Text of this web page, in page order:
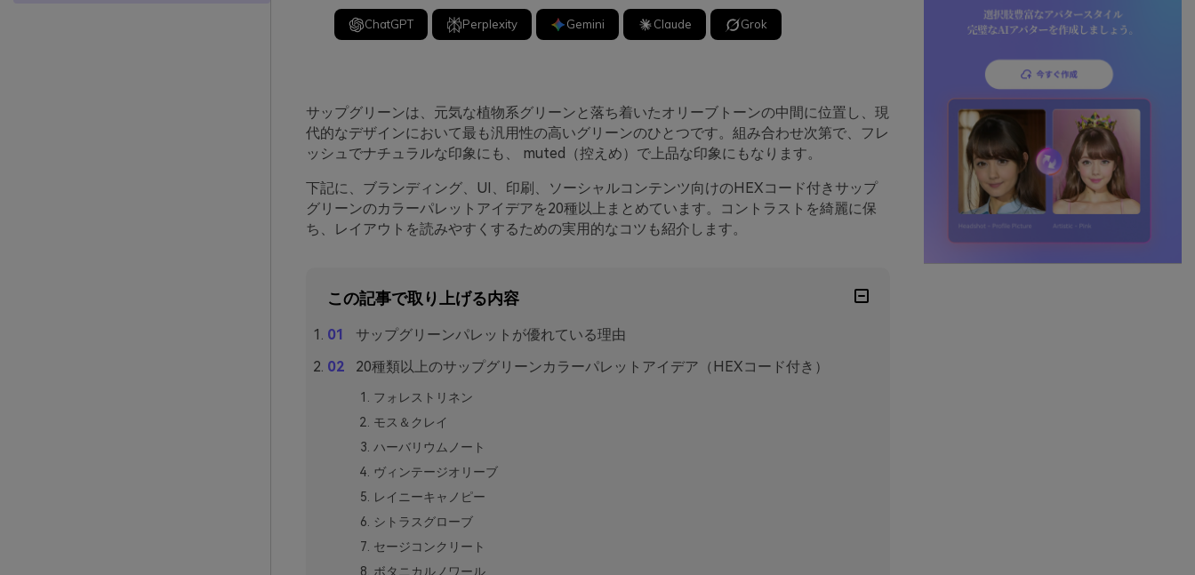
ChatGPT Perplexity Gemini Claude Grok
サップグリーンは、元気な植物系グリーンと落ち着いたオリーブトーンの中間に位置し、現
代的なデザインにおいて最も汎用性の高いグリーンのひとつです。組み合わせ次第で、フレ
ッシュでナチュラルな印象にも、 muted（控えめ）で上品な印象にもなります。
下記に、ブランディング、UI、印刷、ソーシャルコンテンツ向けのHEXコード付きサップ
グリーンのカラーパレットアイデアを20種以上まとめています。コントラストを綺麗に保
ち、レイアウトを読みやすくするための実用的なコツも紹介します。
この記事で取り上げる内容
サップグリーンパレットが優れている理由
20種類以上のサップグリーンカラーパレットアイデア（HEXコード付き）
フォレストリネン
モス＆クレイ
ハーバリウムノート
ヴィンテージオリーブ
レイニーキャノピー
シトラスグローブ
セージコンクリート
ボタニカルノワール